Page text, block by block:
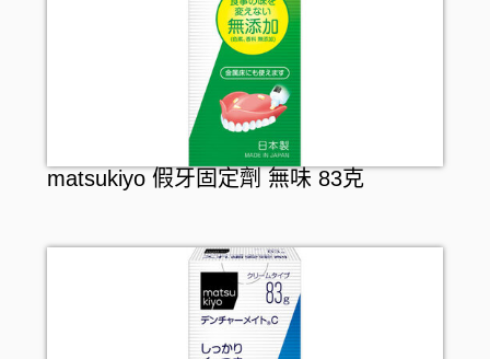
matsukiyo 假牙固定劑 無味 83克